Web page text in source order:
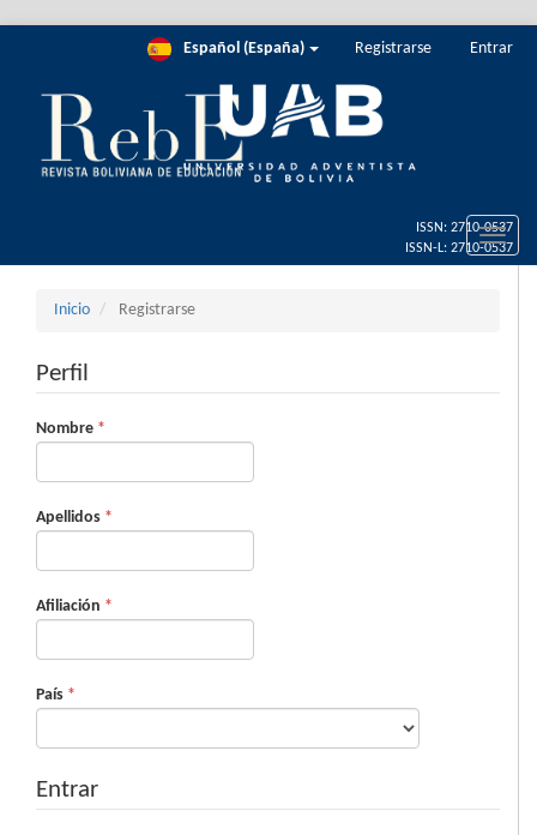
página
Barra
Español (España) Registrarse Entrar
Toggle
Inicio Registrarse
Perfil
Nombre *
Apellidos *
Afiliación *
País *
Entrar